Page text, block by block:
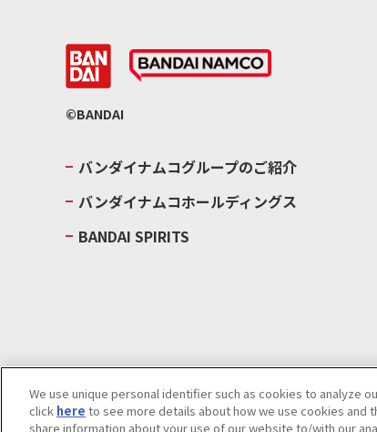
©BANDAI
バンダイナムコグループのご紹介
バンダイナムコホールディングス
BANDAI SPIRITS
ウェブサイトご利用条件ソーシャルメディアポリシー個人情
We use unique personal identifier such as cookies to analyze
click here to see more details about how we use cookies and
share information about your use of our website to/with our